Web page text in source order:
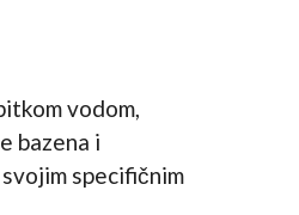
vodom,
bazena i
specifičnim